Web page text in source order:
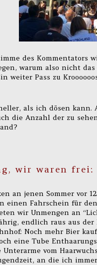
des Kommentators
warum also nicht
weiter Pass zu
als ich dösen
die Anzahl der zu
wir waren frei:
an jenen Sommer vor
einen Fahrschein für
wir Unmengen an
endlich raus aus
Noch mehr Bier
eine Tube
vom
an die ich